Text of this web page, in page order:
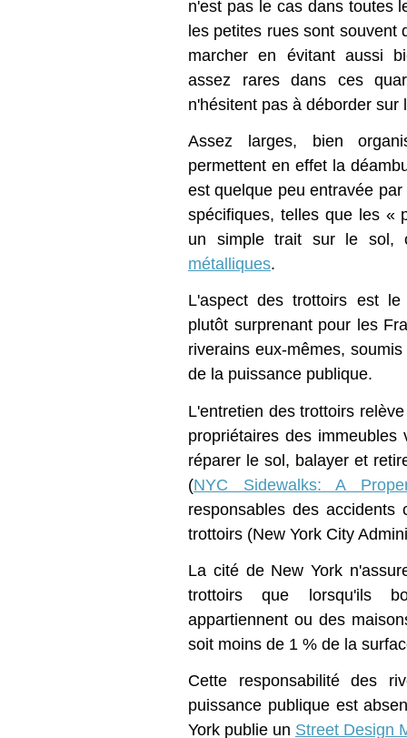
n'est pas le cas dans toutes
les petites rues sont souvent
marcher en évitant aussi
assez rares dans ces
n'hésitent pas à déborder sur
Assez larges, bien
permettent en effet la
est quelque peu entravée
spécifiques, telles que les «
un simple trait sur le sol,
métalliques.
L'aspect des trottoirs est
plutôt surprenant pour les
riverains eux-mêmes,
de la puissance publique.
L'entretien des trottoirs
propriétaires des
réparer le sol, balayer et
(NYC Sidewalks: A
responsables des
trottoirs (New York City
La cité de New York
trottoirs que lorsqu'ils
appartiennent ou des
soit moins de 1 % de la
Cette responsabilité des
puissance publique est
York publie un Street Design